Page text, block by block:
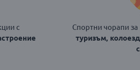
с
Спортни чорапи за
туризъм,